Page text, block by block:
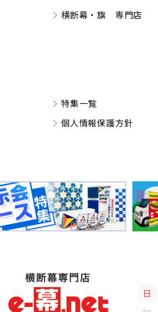
横断幕・旗 専門店
特集一覧
個人情報保護方針
日